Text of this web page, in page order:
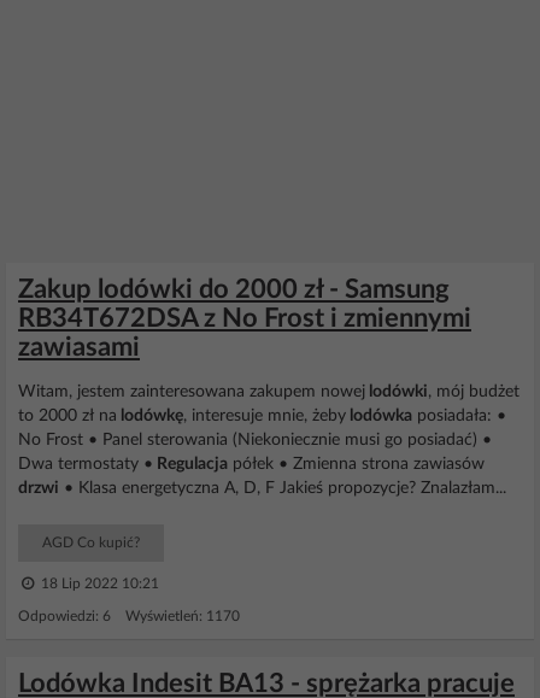
Zakup lodówki do 2000 zł - Samsung
RB34T672DSA z No Frost i zmiennymi
zawiasami
Witam, jestem zainteresowana zakupem nowej lodówki, mój budżet
to 2000 zł na lodówkę, interesuje mnie, żeby lodówka posiadała: •
No Frost • Panel sterowania (Niekoniecznie musi go posiadać) •
Dwa termostaty • Regulacja półek • Zmienna strona zawiasów
drzwi • Klasa energetyczna A, D, F Jakieś propozycje? Znalazłam...
AGD Co kupić?
18 Lip 2022 10:21
Odpowiedzi: 6 Wyświetleń: 1170
Lodówka Indesit BA13 - sprężarka pracuje